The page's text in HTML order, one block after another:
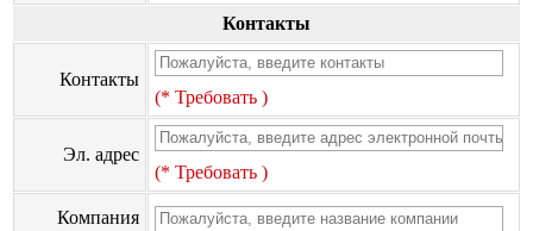
Контакты
Контакты
(* Требовать )
Эл. адрес
(* Требовать )
Компания